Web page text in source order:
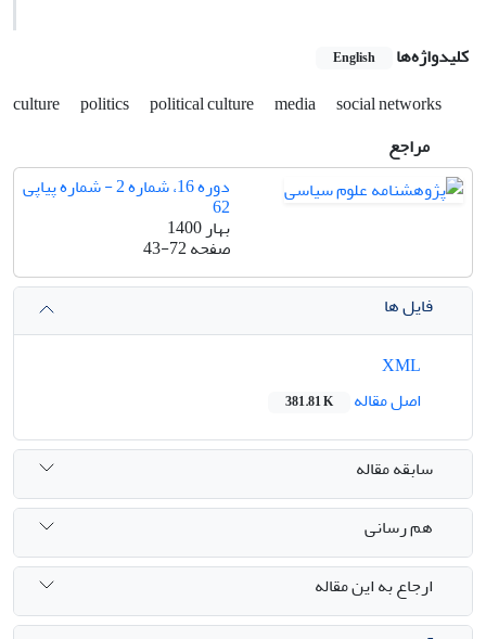
کلیدواژه‌ها English
culture politics political culture media
social networks
مراجع
دوره 16، شماره 2 - شماره پیاپی
62
بهار 1400
صفحه43-72
فایل ها
اصل مقاله
381.81 K
سابقه مقاله
هم رسانی
ارجاع به این مقاله